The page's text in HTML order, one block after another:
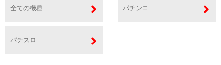
全ての機種 パチンコ
パチスロ